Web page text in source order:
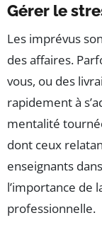
Gérer le
Les imprévus
des affaires.
vous, ou des
rapidement à
mentalité
dont ceux
enseignants
l’importance de
professionnelle.